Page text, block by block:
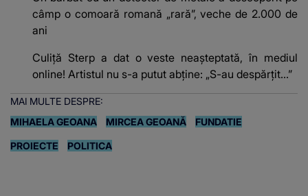
câmp o comoară romană „rară”, veche de 2.000 de
ani
Culiță Sterp a dat o veste neașteptată, în mediul
online! Artistul nu s-a putut abține: „S-au despărțit...”
MAI MULTE DESPRE:
MIHAELA GEOANA
MIRCEA GEOANĂ FUNDATIE
PROIECTE POLITICA